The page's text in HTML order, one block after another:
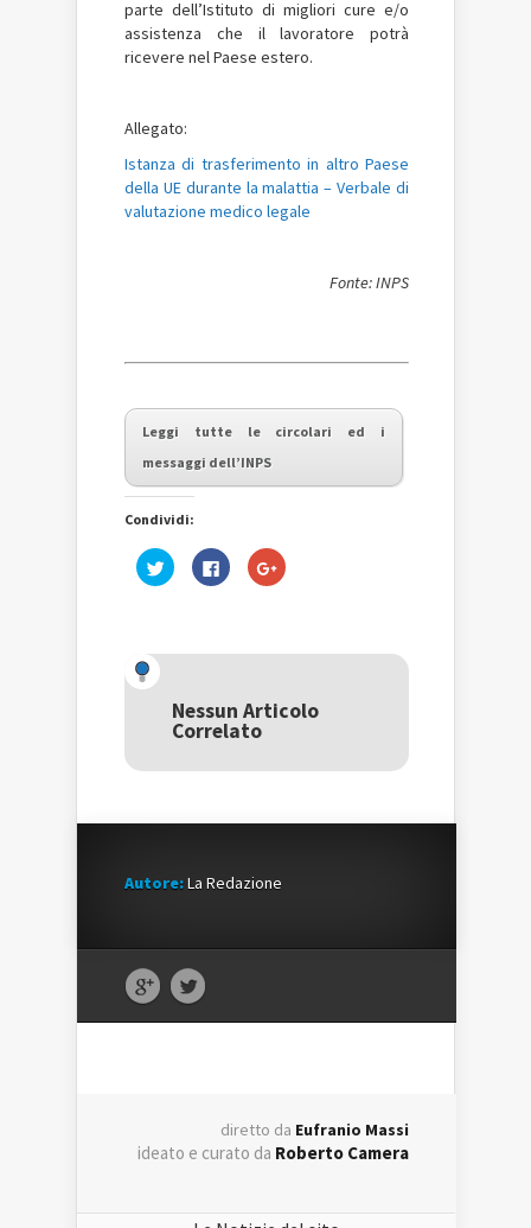
parte dell’Istituto di migliori cure e/o
assistenza che il lavoratore potrà
ricevere nel Paese estero.
Allegato:
Istanza di trasferimento in altro Paese
della UE durante la malattia –Verbale di
valutazione medico legale
Fonte: INPS
Leggi tutte le circolari ed i
messaggi dell’INPS
Condividi:
Fai
clic
una
nuova
finestra)
Fai
clic
nuova
finestra)
Fai
clic
una
nuova
Nessun Articolo
Correlato
Autore:La Redazione
diretto da Eufranio Massi
ideato e curato da Roberto Camera